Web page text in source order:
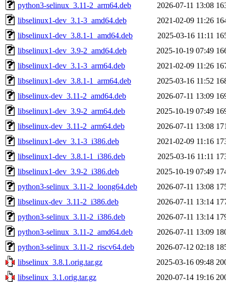
python3-selinux_3.11-2_arm64.deb
2026-07-11 13:08
libselinux1-dev_3.1-3_amd64.deb
2021-02-09 11:26
libselinux1-dev_3.8.1-1_amd64.deb
2025-03-16 11:11
libselinux1-dev_3.9-2_amd64.deb
2025-10-19 07:49
libselinux1-dev_3.1-3_arm64.deb
2021-02-09 11:26
libselinux1-dev_3.8.1-1_arm64.deb
2025-03-16 11:52
libselinux-dev_3.11-2_amd64.deb
2026-07-11 13:09
libselinux1-dev_3.9-2_arm64.deb
2025-10-19 07:49
libselinux-dev_3.11-2_arm64.deb
2026-07-11 13:08
libselinux1-dev_3.1-3_i386.deb
2021-02-09 11:16
libselinux1-dev_3.8.1-1_i386.deb
2025-03-16 11:11
libselinux1-dev_3.9-2_i386.deb
2025-10-19 07:49
python3-selinux_3.11-2_loong64.deb
2026-07-11 13:08
libselinux-dev_3.11-2_i386.deb
2026-07-11 13:14
python3-selinux_3.11-2_i386.deb
2026-07-11 13:14
python3-selinux_3.11-2_amd64.deb
2026-07-11 13:09
python3-selinux_3.11-2_riscv64.deb
2026-07-12 02:18
libselinux_3.8.1.orig.tar.gz
2025-03-16 09:48
libselinux_3.1.orig.tar.gz
2020-07-14 19:16